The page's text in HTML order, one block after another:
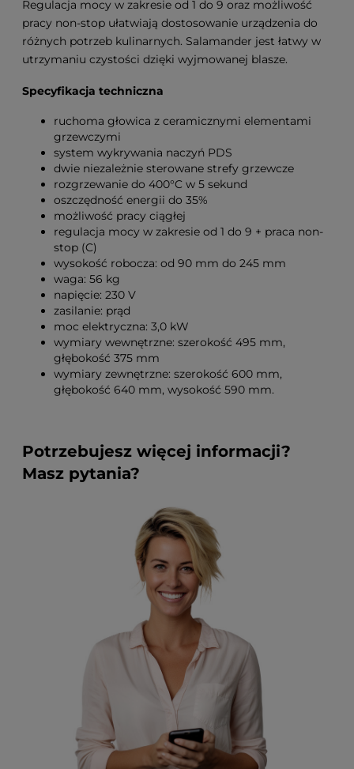
Regulacja mocy w zakresie od 1 do 9 oraz możliwość
pracy non-stop ułatwiają dostosowanie urządzenia do
różnych potrzeb kulinarnych. Salamander jest łatwy w
utrzymaniu czystości dzięki wyjmowanej blasze.
Specyfikacja techniczna
ruchoma głowica z ceramicznymi elementami
grzewczymi
system wykrywania naczyń PDS
dwie niezależnie sterowane strefy grzewcze
rozgrzewanie do 400°C w 5 sekund
oszczędność energii do 35%
możliwość pracy ciągłej
regulacja mocy w zakresie od 1 do 9 + praca non-
stop (C)
wysokość robocza: od 90 mm do 245 mm
waga: 56 kg
napięcie: 230 V
zasilanie: prąd
moc elektryczna: 3,0 kW
wymiary wewnętrzne: szerokość 495 mm,
głębokość 375 mm
wymiary zewnętrzne: szerokość 600 mm,
głębokość 640 mm, wysokość 590 mm.
Potrzebujesz więcej informacji?
Masz pytania?